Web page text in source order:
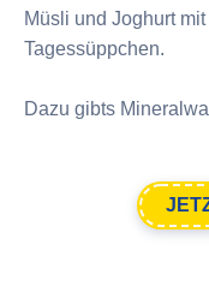
Müsli und Joghurt
Tagessüppchen.
Dazu gibts